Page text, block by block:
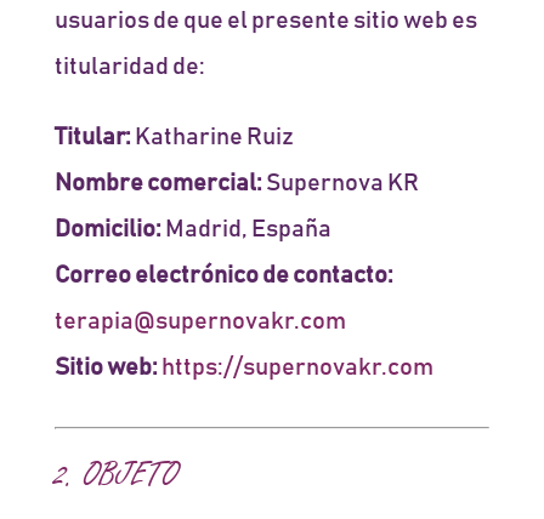
usuarios de que el presente sitio web es
titularidad de:
Titular: Katharine Ruiz
Nombre comercial: Supernova KR
Domicilio: Madrid, España
Correo electrónico de contacto:
terapia@supernovakr.com
Sitio web: https://supernovakr.com
2. OBJETO